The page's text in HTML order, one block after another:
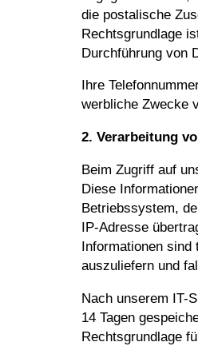
die postalische
Rechtsgrundlage
Durchführung von
Ihre
werbliche Zwecke
2. Verarbeitung
Beim Zugriff auf
Diese
Betriebssystem,
IP-Adresse
Informationen sind
auszuliefern und
Nach unserem IT-
14 Tagen
Rechtsgrundlage